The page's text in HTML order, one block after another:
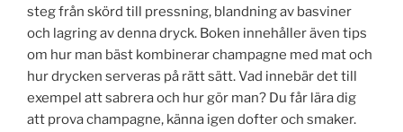
steg från skörd till pressning, blandning av basviner
och lagring av denna dryck. Boken innehåller även tips
om hur man bäst kombinerar champagne med mat och
hur drycken serveras på rätt sätt. Vad innebär det till
exempel att sabrera och hur gör man? Du får lära dig
att prova champagne, känna igen dofter och smaker.